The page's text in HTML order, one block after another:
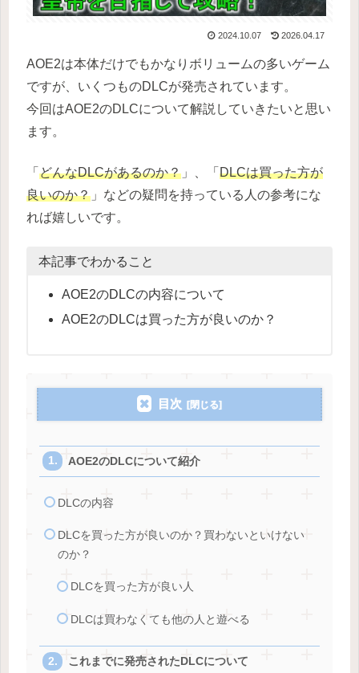
2024.10.07 2026.04.17
AOE2は本体だけでもかなりボリュームの多いゲーム
ですが、いくつものDLCが発売されています。
今回はAOE2のDLCについて解説していきたいと思い
ます。
「 どんなDLCがあるのか？ 」、「 DLCは買った方が
良いのか？ 」などの疑問を持っている人の参考にな
れば嬉しいです。
本記事でわかること
AOE2のDLCの内容について
AOE2のDLCは買った方が良いのか？
目次
AOE2のDLCについて紹介
DLCの内容
DLCを買った方が良いのか？買わないといけない
のか？
DLCを買った方が良い人
DLCは買わなくても他の人と遊べる
これまでに発売されたDLCについて